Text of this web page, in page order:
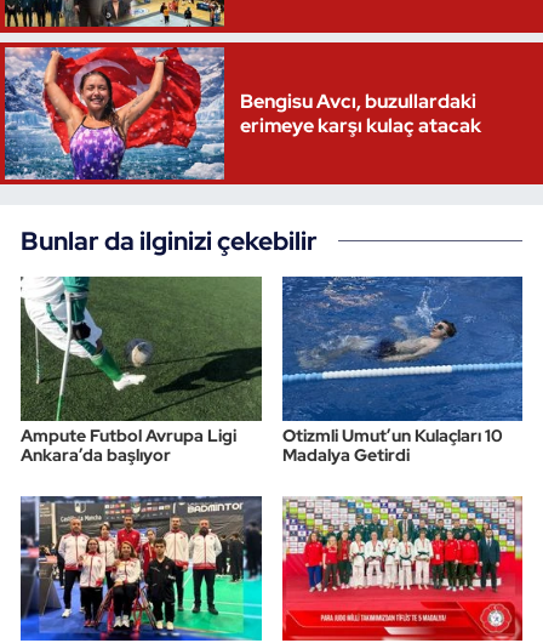
Bengisu Avcı, buzullardaki
erimeye karşı kulaç atacak
Bunlar da ilginizi çekebilir
Ampute Futbol Avrupa Ligi
Ankara’da başlıyor
Otizmli Umut’un Kulaçları 10
Madalya Getirdi